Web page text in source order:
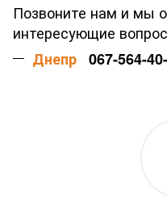
Позвоните нам и мы
интересующие
Днепр 067-564-